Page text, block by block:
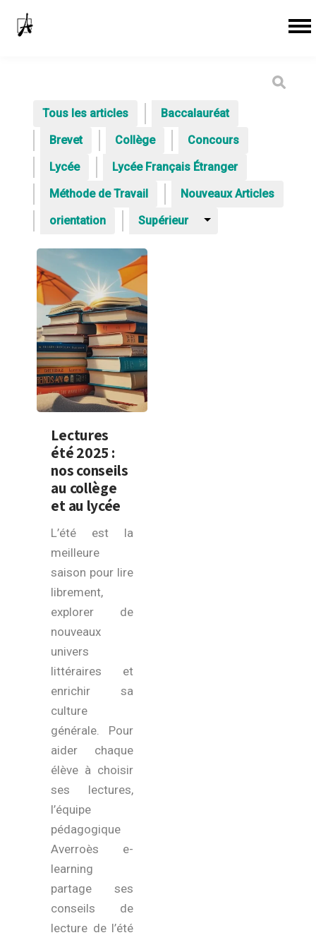
Tous les articles
Baccalauréat
Brevet
Collège
Concours
Lycée
Lycée Français Étranger
Méthode de Travail
Nouveaux Articles
orientation
Supérieur
Lectures
été 2025 :
nos conseils
au collège
et au lycée
L’été est la
meilleure
saison pour lire
librement,
explorer de
nouveaux
univers
littéraires et
enrichir sa
culture
générale. Pour
aider chaque
élève à choisir
ses lectures,
l’équipe
pédagogique
Averroès e-
learning
partage ses
conseils de
lecture de l’été